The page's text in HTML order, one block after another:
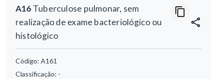
A16 Tuberculose pulmonar, sem
realização de exame bacteriológico ou
histológico
Código: A161
Classificação: -